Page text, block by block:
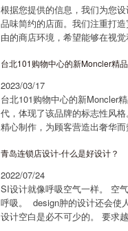
根据您提供的信息，我们为您设
品味简约的店面。我们注重打
由的商店环境，希望能够在视
个独具特色的店面门头，以吸引
台北101购物中心的新Moncler精
2023/03/17
台北101购物中心的新Moncler
代，体现了该品牌的标志性风
精心制作，为顾客营造出奢华而
主导地位，而独特的照明增强了
青岛连锁店设计-什么是好设计？
2022/07/24
SI设计就像呼吸空气一样。 空
呼吸。 design肿的设计还会使
设计空白是必不可少的。 要求